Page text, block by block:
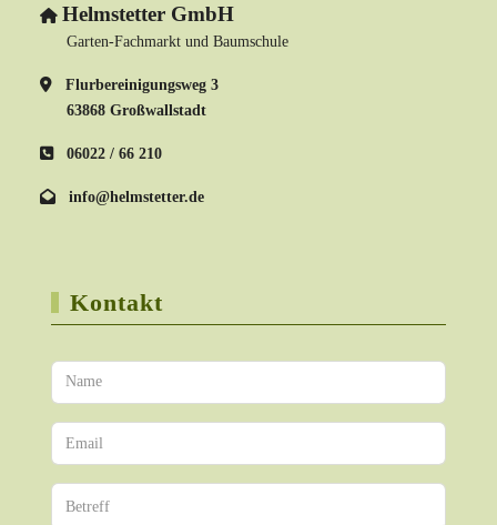
Helmstetter GmbH
Garten-Fachmarkt und Baumschule
Flurbereinigungsweg 3
63868 Großwallstadt
06022 / 66 210
info@helmstetter.de
Kontakt